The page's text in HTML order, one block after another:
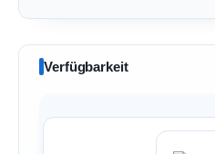
Verfügbarkeit